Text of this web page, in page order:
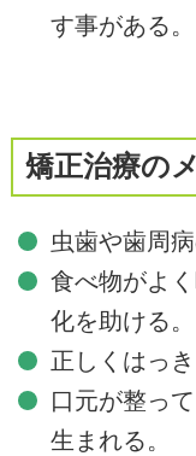
す事がある。
矯正治療の
虫歯や歯周
食べ物がよ
化を助ける。
正しくはっ
口元が整っ
生まれる。